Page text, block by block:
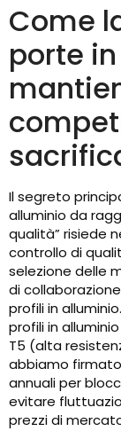
Come
porte
Il segreto
alluminio da
qualità” risiede
controllo di
selezione delle
di
profili in
profili in
T5 (alta
abbiamo
annuali per
evitare
prezzi di